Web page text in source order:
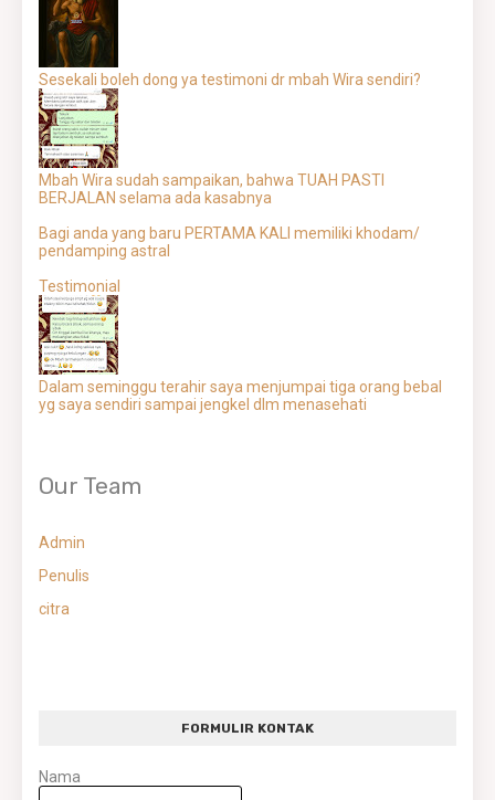
Sesekali boleh dong ya testimoni dr mbah Wira sendiri?
Mbah Wira sudah sampaikan, bahwa TUAH PASTI
BERJALAN selama ada kasabnya
Bagi anda yang baru PERTAMA KALI memiliki khodam/
pendamping astral
Testimonial
Dalam seminggu terahir saya menjumpai tiga orang bebal
yg saya sendiri sampai jengkel dlm menasehati
Our Team
Admin
Penulis
citra
FORMULIR KONTAK
Nama